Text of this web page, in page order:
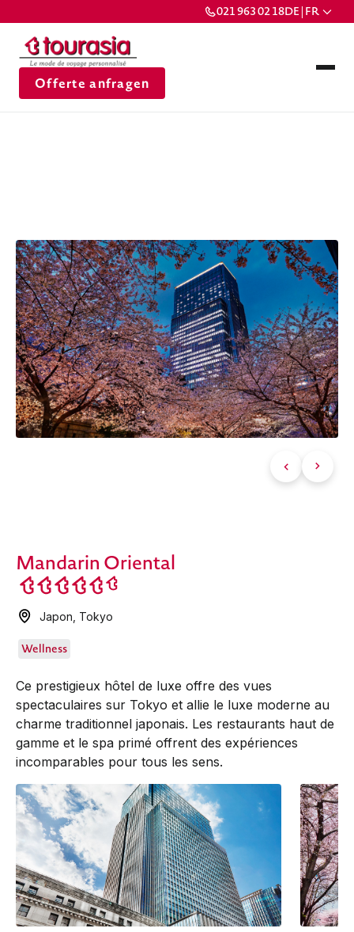
021 963 02 18DE | FR
Offerte anfragen
Mandarin Oriental
Japon Tokyo
Wellness
Ce prestigieux hôtel de luxe offre des vues
spectaculaires sur Tokyo et allie le luxe moderne au
charme traditionnel japonais. Les restaurants haut de
gamme et le spa primé offrent des expériences
incomparables pour tous les sens.